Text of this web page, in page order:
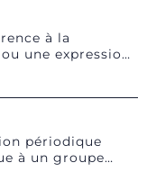
à la
une expression
un contenu
en
a été
un facteur
mais son
des
périodique
à un groupe
par les